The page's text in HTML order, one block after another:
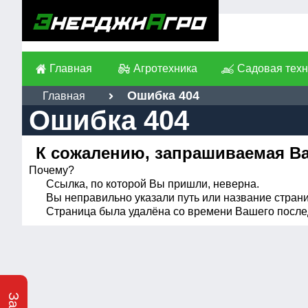
Главная Агротехника Садовая
Главная Ошибка 404
Ошибка 404
К сожалению, запрашиваемая
Почему?
Ссылка, по которой Вы пришли, неверна.
Вы неправильно указали путь или название
Страница была удалёна со времени Вашего